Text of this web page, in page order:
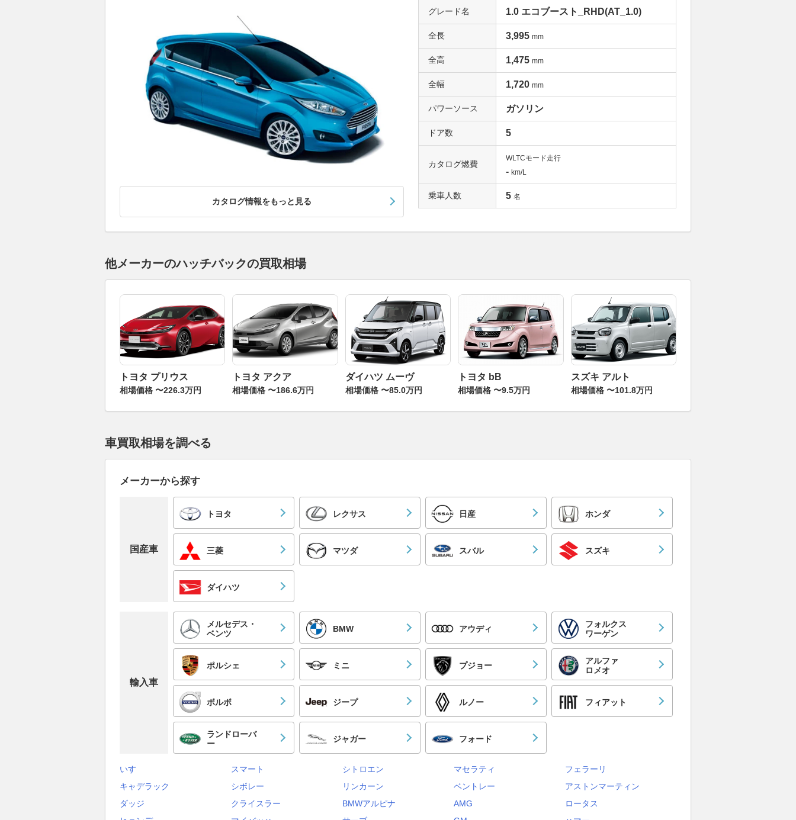
カタログ情報をもっと見る
グレード名 1.0 エコブースト_RHD(AT_1.0)
全長 3,995 mm
全高 1,475 mm
全幅 1,720 mm
パワーソース ガソリン
ドア数 5
カタログ燃費
WLTCモード走行
- km/L
乗車人数 5 名
他メーカーのハッチバックの買取相場
トヨタ プリウス
相場価格 〜226.3万円
トヨタ アクア
相場価格 〜186.6万円
ダイハツ ムーヴ
相場価格 〜85.0万円
トヨタ bB
相場価格 〜9.5万円
スズキ アルト
相場価格 〜101.8万円
車買取相場を調べる
メーカーから探す
国産車
トヨタ レクサス 日産 ホンダ
三菱 マツダ スバル スズキ
ダイハツ
輸入車
メルセデス・
ベンツ
BMW アウディ
フォルクス
ワーゲン
ポルシェ ミニ プジョー
アルファ
ロメオ
ボルボ ジープ ルノー フィアット
ランドローバ
ー
ジャガー フォード
いすゞ スマート シトロエン マセラティ
フェラーリ
キャデラック
シボレー リンカーン ベントレー
アストンマーティン
ダッジ
クライスラー BMWアルピナ AMG
ロータス